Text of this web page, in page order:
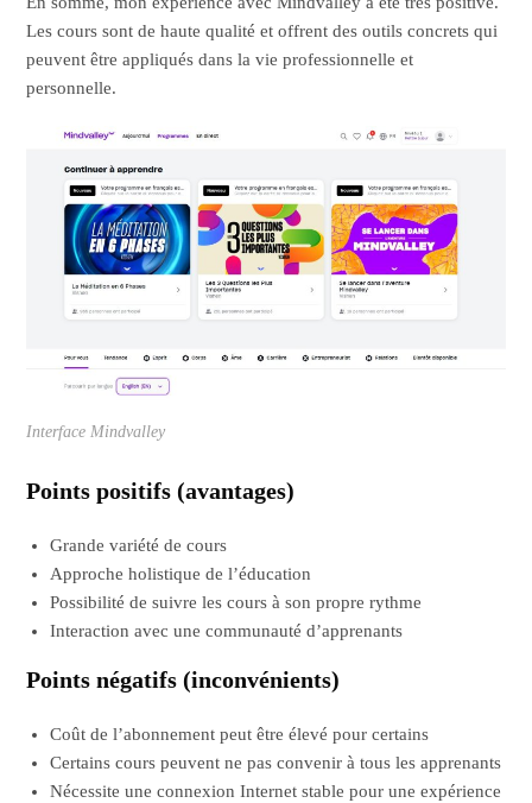
Les cours sont de haute qualité et offrent des outils concrets qui
peuvent être appliqués dans la vie professionnelle et
personnelle.
Interface Mindvalley
Points positifs (avantages)
Grande variété de cours
Approche holistique de l’éducation
Possibilité de suivre les cours à son propre rythme
Interaction avec une communauté d’apprenants
Points négatifs (inconvénients)
Coût de l’abonnement peut être élevé pour certains
Certains cours peuvent ne pas convenir à tous les apprenants
Nécessite une connexion Internet stable pour une expérience